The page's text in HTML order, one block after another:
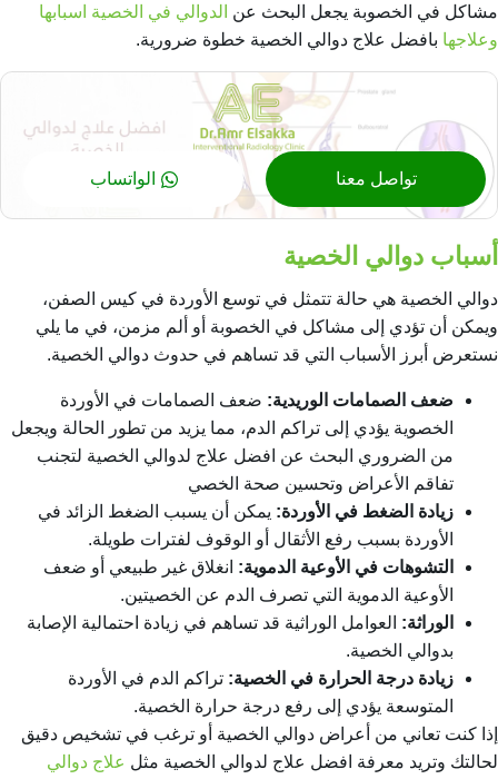
مشاكل في الخصوبة يجعل البحث عن الدوالي في الخصية اسبابها
وعلاجها بافضل علاج دوالي الخصية خطوة ضرورية.
تواصل معنا الواتساب
أسباب دوالي الخصية
دوالي الخصية هي حالة تتمثل في توسع الأوردة في كيس الصفن،
ويمكن أن تؤدي إلى مشاكل في الخصوبة أو ألم مزمن، في ما يلي
نستعرض أبرز الأسباب التي قد تساهم في حدوث دوالي الخصية.
ضعف الصمامات الوريدية: ضعف الصمامات في الأوردة
الخصوية يؤدي إلى تراكم الدم، مما يزيد من تطور الحالة ويجعل
من الضروري البحث عن افضل علاج لدوالي الخصية لتجنب
تفاقم الأعراض وتحسين صحة الخصي
زيادة الضغط في الأوردة: يمكن أن يسبب الضغط الزائد في
الأوردة بسبب رفع الأثقال أو الوقوف لفترات طويلة.
التشوهات في الأوعية الدموية: انغلاق غير طبيعي أو ضعف
الأوعية الدموية التي تصرف الدم عن الخصيتين.
الوراثة: العوامل الوراثية قد تساهم في زيادة احتمالية الإصابة
بدوالي الخصية.
زيادة درجة الحرارة في الخصية: تراكم الدم في الأوردة
المتوسعة يؤدي إلى رفع درجة حرارة الخصية.
إذا كنت تعاني من أعراض دوالي الخصية أو ترغب في تشخيص دقيق
لحالتك وتريد معرفة افضل علاج لدوالي الخصية مثل علاج دوالي